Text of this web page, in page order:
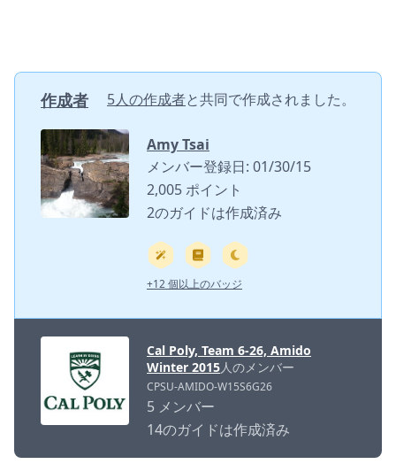
作成者 5人の作成者と共同で作成されました。
Amy Tsai
メンバー登録日: 01/30/15
2,005 ポイント
2のガイドは作成済み
+12 個以上のバッジ
Cal Poly, Team 6-26, Amido
Winter 2015人のメンバー
CPSU-AMIDO-W15S6G26
5 メンバー
14のガイドは作成済み